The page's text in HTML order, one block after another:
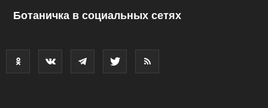
Ботаничка в социальных сетях